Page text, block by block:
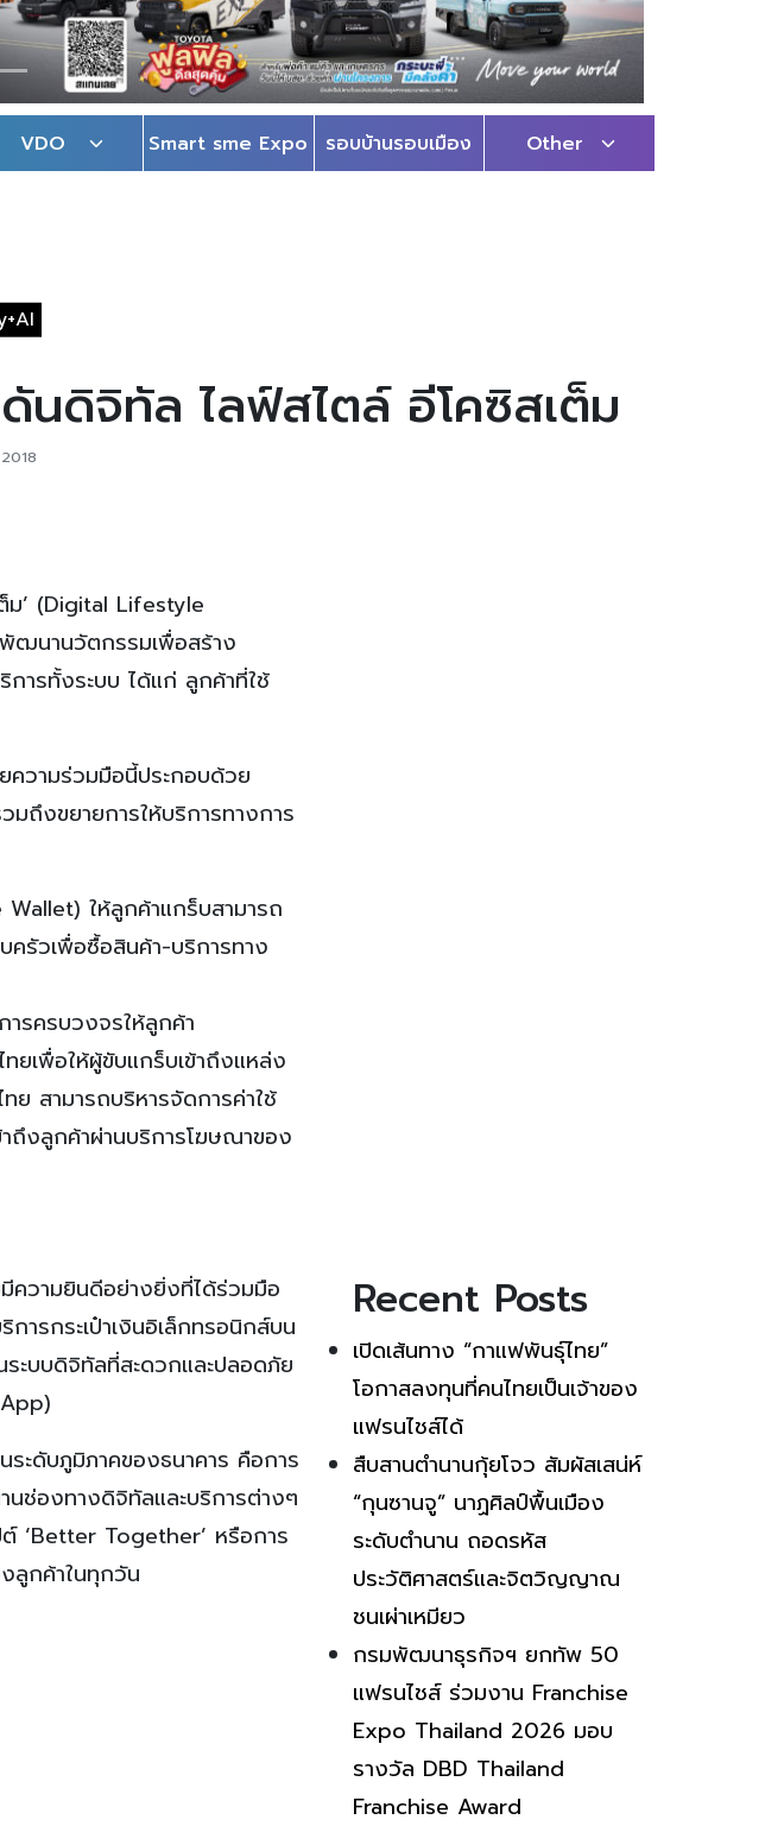
VDO Smart sme Expo รอบบ้านรอบเมือง Other
ดิจิทัล ไลฟ์สไตล์ อีโคซิสเต็ม
ม’ (Digital Lifestyle
ฒนานวัตกรรมเพื่อสร้าง
การทั้งระบบ ได้แก่ ลูกค้าที่ใช้
วามร่วมมือนี้ประกอบด้วย
ถึงขยายการให้บริการทางการ
Wallet) ให้ลูกค้าแกร็บสามารถ
ครัวเพื่อซื้อสินค้า-บริการทาง
รครบวงจรให้ลูกค้า
ยเพื่อให้ผู้ขับแกร็บเข้าถึงแหล่ง
ย สามารถบริหารจัดการค่าใช้
ถึงลูกค้าผ่านบริการโฆษณาของ
ความยินดีอย่างยิ่งที่ได้ร่วมมือ
ารกระเป๋าเงินอิเล็กทรอนิกส์บน
ระบบดิจิทัลที่สะดวกและปลอดภัย
ระดับภูมิภาคของธนาคาร คือการ
นช่องทางดิจิทัลและบริการต่างๆ
‘Better Together’ หรือการ
ลูกค้าในทุกวัน
Recent Posts
เปิดเส้นทาง “กาแฟพันธุ์ไทย”
โอกาสลงทุนที่คนไทยเป็นเจ้าของ
แฟรนไชส์ได้
สืบสานตำนานกุ้ยโจว สัมผัสเสน่ห์
“กุนซานจู” นาฏศิลป์พื้นเมือง
ระดับตำนาน ถอดรหัส
ประวัติศาสตร์และจิตวิญญาณ
ชนเผ่าเหมียว
กรมพัฒนาธุรกิจฯ ยกทัพ 50
แฟรนไชส์ ร่วมงาน Franchise
Expo Thailand 2026 มอบ
รางวัล DBD Thailand
Franchise Award